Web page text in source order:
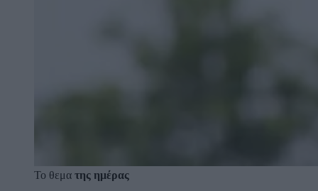
Το θεμα της ημέρας